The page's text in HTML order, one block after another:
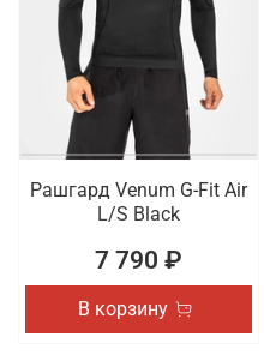
Рашгард Venum G-Fit Air
L/S Black
7 790 ₽
В корзину